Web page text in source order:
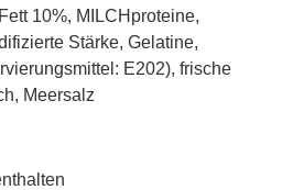
10%, MILCHproteine,
Stärke, Gelatine,
E202), frische
Meersalz